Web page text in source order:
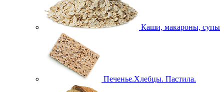
Каши, макароны, супы
Печенье.Хлебцы. Пастила.